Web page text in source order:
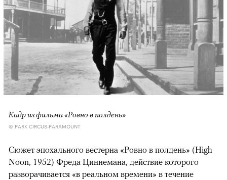
Кадр из фильма «Ровно в полдень»
© PARK CIRCUS-PARAMOUNT
Сюжет эпохального вестерна «Ровно в полдень» (High
Noon, 1952) Фреда Циннемана, действие которого
разворачивается «в реальном времени» в течение